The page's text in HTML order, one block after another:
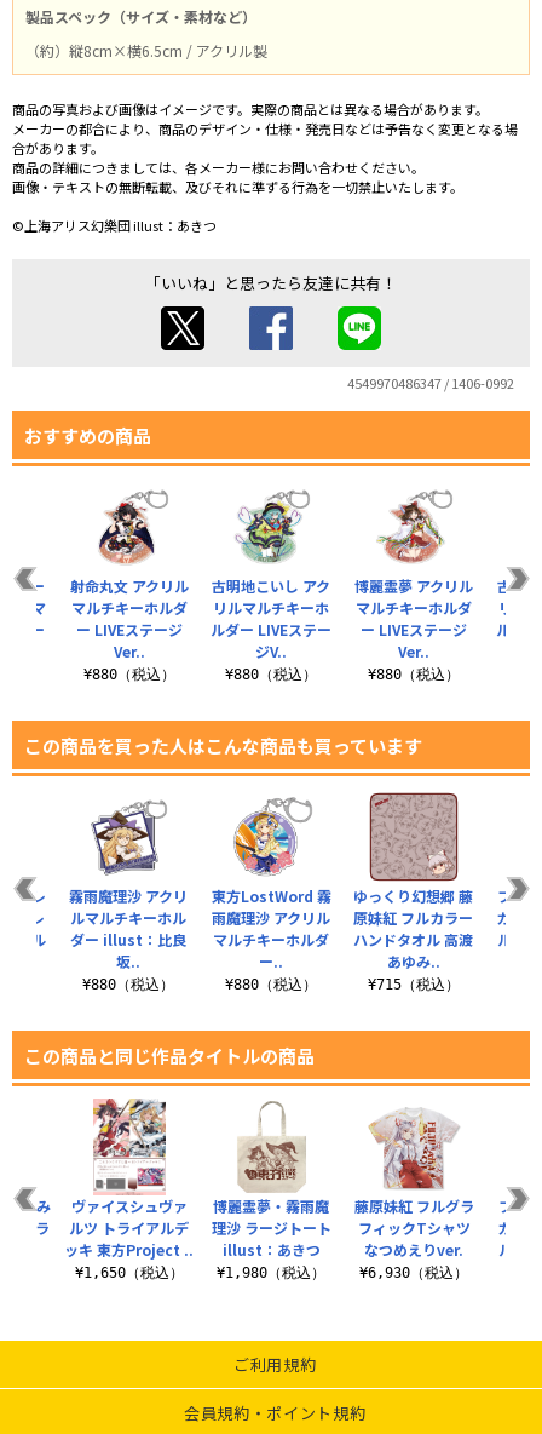
製品スペック（サイズ・素材など）
（約）縦8cm×横6.5cm / アクリル製
商品の写真および画像はイメージです。実際の商品とは異なる場合があります。
メーカーの都合により、商品のデザイン・仕様・発売日などは予告なく変更となる場
合があります。
商品の詳細につきましては、各メーカー様にお問い合わせください。
画像・テキストの無断転載、及びそれに準ずる行為を一切禁止いたします。
©上海アリス幻樂団 illust：あきつ
「いいね」と思ったら友達に共有！
4549970486347 / 1406-0992
おすすめの商品
古明地こいし アク
リルマルチキーホ
ルダー LIVEステー
ジV..
¥880（税込）
博麗霊夢 アクリル
マルチキーホルダ
ー LIVEステージ
Ver..
¥880（税込）
古明
リル
ルダ
カー
ルマ
ダー
射命丸文 アクリル
マルチキーホルダ
ー LIVEステージ
Ver..
¥880（税込）
この商品を買った人はこんな商品も買っています
東方LostWord 霧
雨魔理沙 アクリル
マルチキーホルダ
ー..
¥880（税込）
ゆっくり幻想郷 藤
原妹紅 フルカラー
ハンドタオル 高渡
あゆみ..
¥715（税込）
フラ
カー
ルマ
レ
ーレ
マル
霧雨魔理沙 アクリ
ルマルチキーホル
ダー illust：比良
坂..
¥880（税込）
この商品と同じ作品タイトルの商品
博麗霊夢・霧雨魔
理沙 ラージトート
illust：あきつ
¥1,980（税込）
藤原妹紅 フルグラ
フィックTシャツ
なつめえりver.
¥6,930（税込）
フラ
カー
ルマ
よみ
ラ
ヴァイスシュヴァ
ルツ トライアルデ
ッキ 東方Project ..
¥1,650（税込）
ご利用規約
会員規約・ポイント規約